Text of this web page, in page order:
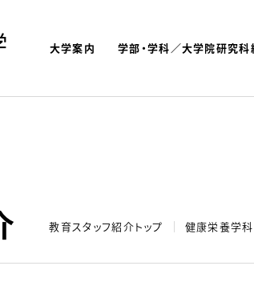
大学案内 学部・学科／大学院研究科
教育スタッフ紹介トップ 健康栄養学科